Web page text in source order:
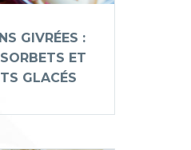
GIVRÉES :​
ET
GLACÉS